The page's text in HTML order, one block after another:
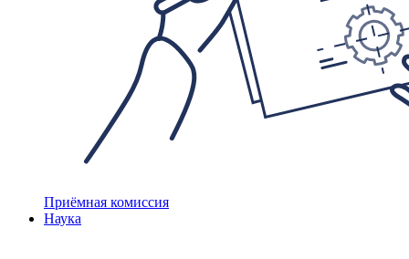
Приёмная комиссия
Наука